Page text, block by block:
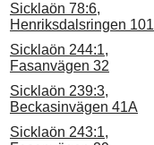
Sicklaön 78:6,
Henriksdalsringen 101
Sicklaön 244:1,
Fasanvägen 32
Sicklaön 239:3,
Beckasinvägen 41A
Sicklaön 243:1,